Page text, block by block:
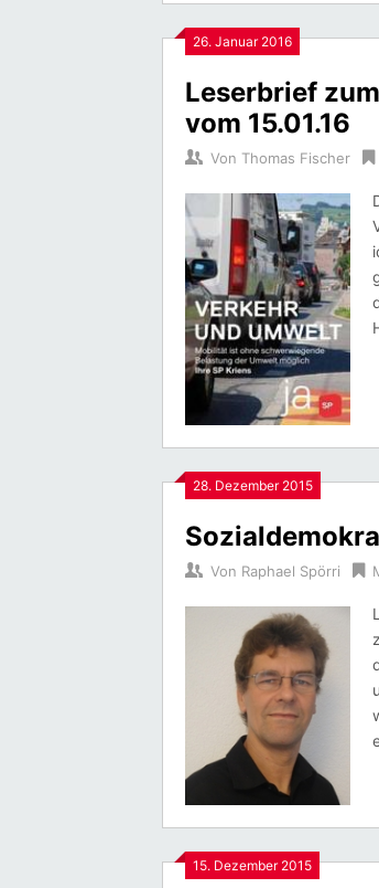
26. Januar 2016
Leserbrief
vom 15.01.16
Von Thomas Fischer
28. Dezember 2015
Von Raphael Spörri
15. Dezember 2015